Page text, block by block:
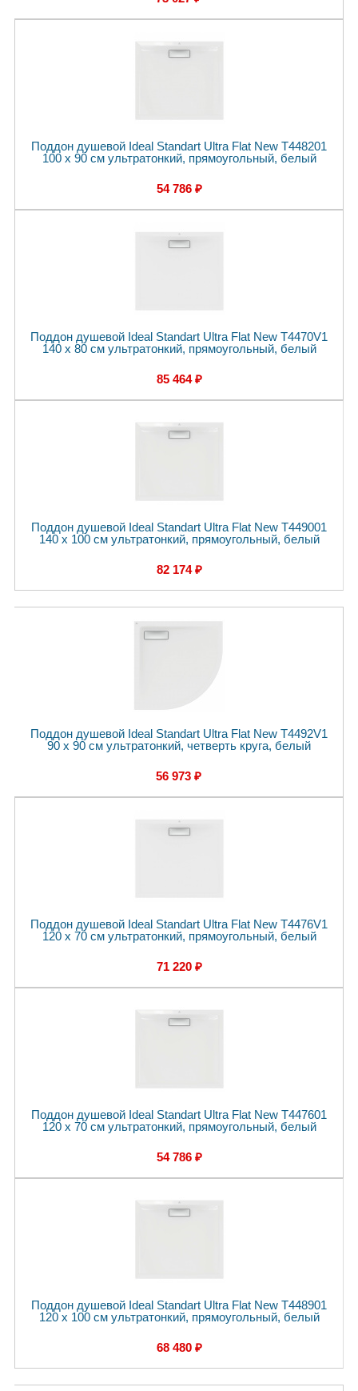
Поддон душевой Ideal Standart Ultra Flat New T448201
100 x 90 см ультратонкий, прямоугольный, белый
54 786 ₽
Поддон душевой Ideal Standart Ultra Flat New T4470V1
140 x 80 см ультратонкий, прямоугольный, белый
85 464 ₽
Поддон душевой Ideal Standart Ultra Flat New T449001
140 x 100 см ультратонкий, прямоугольный, белый
82 174 ₽
Поддон душевой Ideal Standart Ultra Flat New T4492V1
90 x 90 см ультратонкий, четверть круга, белый
56 973 ₽
Поддон душевой Ideal Standart Ultra Flat New T4476V1
120 x 70 см ультратонкий, прямоугольный, белый
71 220 ₽
Поддон душевой Ideal Standart Ultra Flat New T447601
120 x 70 см ультратонкий, прямоугольный, белый
54 786 ₽
Поддон душевой Ideal Standart Ultra Flat New T448901
120 x 100 см ультратонкий, прямоугольный, белый
68 480 ₽